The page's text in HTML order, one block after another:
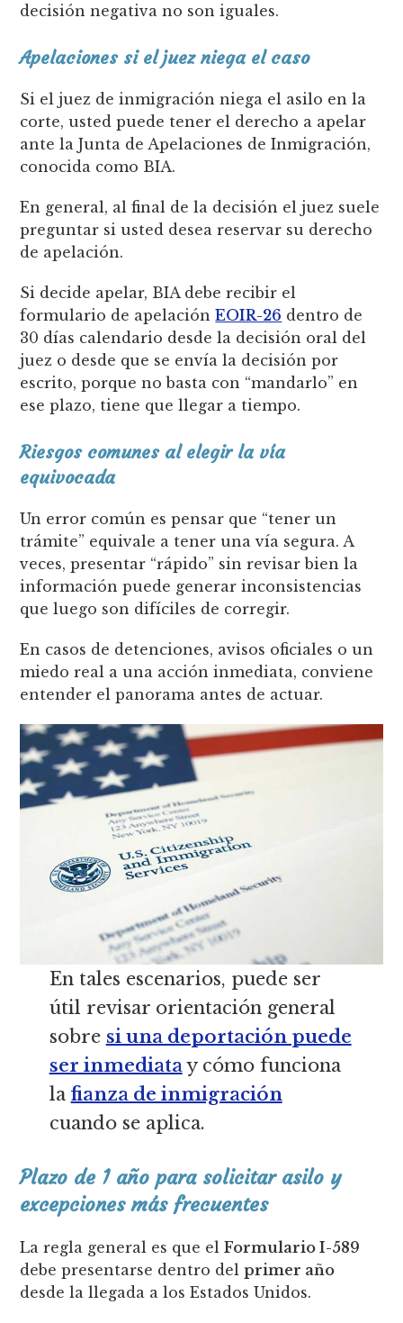
decisión negativa no son iguales.
Apelaciones si el juez niega el caso
Si el juez de inmigración niega el asilo en la
corte, usted puede tener el derecho a apelar
ante la Junta de Apelaciones de Inmigración,
conocida como BIA.
En general, al final de la decisión el juez suele
preguntar si usted desea reservar su derecho
de apelación.
Si decide apelar, BIA debe recibir el
formulario de apelaciónEOIR-26 dentro de
30 días calendario desde la decisión oral del
juez o desde que se envía la decisión por
escrito, porque no basta con “mandarlo” en
ese plazo, tiene que llegar a tiempo.
Riesgos comunes al elegir la vía
equivocada
Un error común es pensar que “tener un
trámite” equivale a tener una vía segura. A
veces, presentar “rápido” sin revisar bien la
información puede generar inconsistencias
que luego son difíciles de corregir.
En casos de detenciones, avisos oficiales o un
miedo real a una acción inmediata, conviene
entender el panorama antes de actuar.
En tales escenarios, puede ser
útil revisar orientación general
sobre si una deportación puede
ser inmediatay cómo funciona
la fianza de inmigración
cuando se aplica.
Plazo de 1 año para solicitar asilo y
excepciones más frecuentes
La regla general es que elFormulario I-589
debe presentarse dentro delprimer año
desde la llegada a los Estados Unidos.